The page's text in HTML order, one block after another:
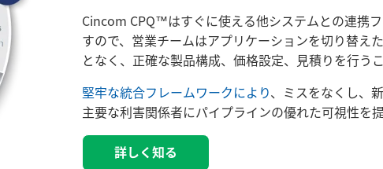
Cincom CPQ™はすぐに使える他システムとの連携
すので、営業チームはアプリケーションを切り替え
となく、正確な製品構成、価格設定、見積りを行うこ
堅牢な統合フレームワークにより、ミスをなくし、
主要な利害関係者にパイプラインの優れた可視性を提
詳しく知る